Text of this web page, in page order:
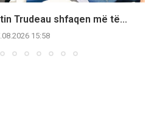
Trudeau shfaqen më të...
15:58